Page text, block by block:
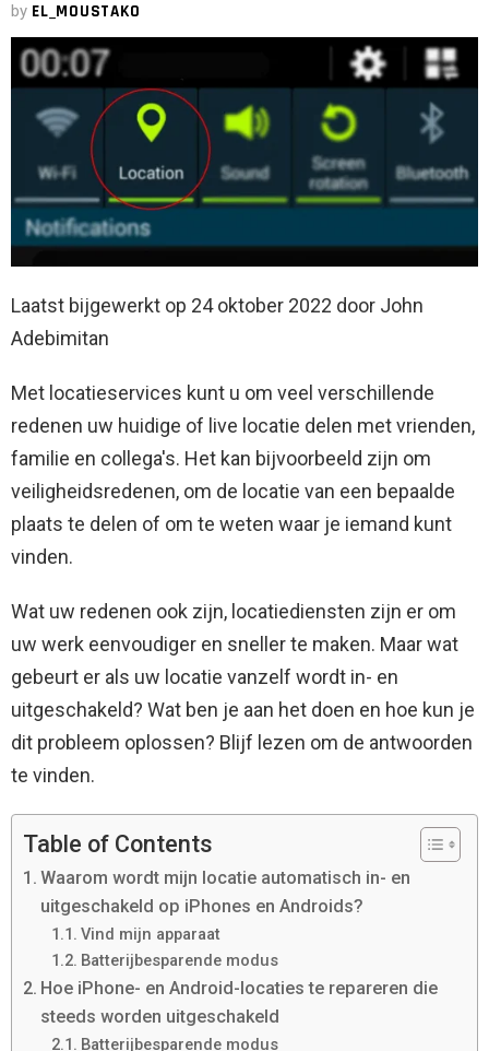
by EL_MOUSTAKO
Laatst bijgewerkt op 24 oktober 2022 door John
Adebimitan
Met locatieservices kunt u om veel verschillende
redenen uw huidige of live locatie delen met vrienden,
familie en collega's. Het kan bijvoorbeeld zijn om
veiligheidsredenen, om de locatie van een bepaalde
plaats te delen of om te weten waar je iemand kunt
vinden.
Wat uw redenen ook zijn, locatiediensten zijn er om
uw werk eenvoudiger en sneller te maken. Maar wat
gebeurt er als uw locatie vanzelf wordt in- en
uitgeschakeld? Wat ben je aan het doen en hoe kun je
dit probleem oplossen? Blijf lezen om de antwoorden
te vinden.
Table of Contents
Waarom wordt mijn locatie automatisch in- en
uitgeschakeld op iPhones en Androids?
Vind mijn apparaat
Batterijbesparende modus
Hoe iPhone- en Android-locaties te repareren die
steeds worden uitgeschakeld
Batterijbesparende modus